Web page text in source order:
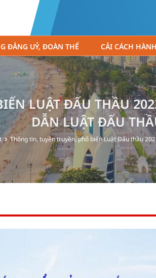
ĐẢNG UỶ, ĐOÀN THỂ CẢI CÁCH
LUẬT ĐẤU THẦU
DẪN LUẬT ĐẤU
Thông tin, tuyên truyền, phổ biến Luật Đấu thầu